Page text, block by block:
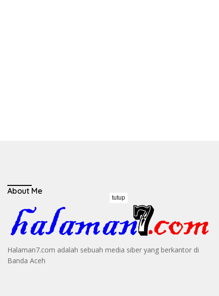
About Me
Halaman7.com adalah sebuah media siber yang berkantor di
Banda Aceh
tutup